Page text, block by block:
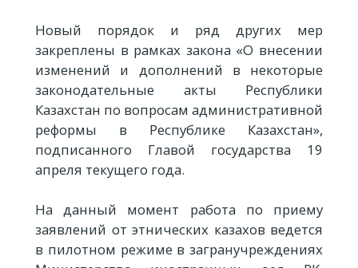
Новый порядок и ряд других мер
закреплены в рамках закона «О внесении
изменений и дополнений в некоторые
законодательные акты Республики
Казахстан по вопросам административной
реформы в Республике Казахстан»,
подписанного Главой государства 19
апреля текущего года.
На данный момент работа по приему
заявлений от этнических казахов ведется
в пилотном режиме в загранучреждениях